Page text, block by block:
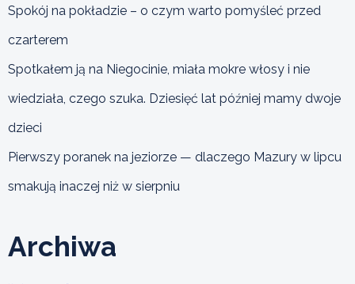
Spokój na pokładzie – o czym warto pomyśleć przed
czarterem
Spotkałem ją na Niegocinie, miała mokre włosy i nie
wiedziała, czego szuka. Dziesięć lat później mamy dwoje
dzieci
Pierwszy poranek na jeziorze — dlaczego Mazury w lipcu
smakują inaczej niż w sierpniu
Archiwa